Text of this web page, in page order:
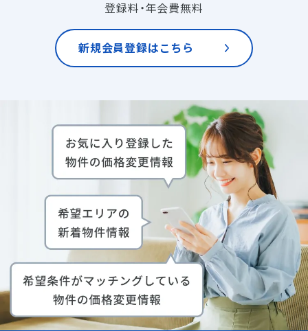
登録料・年会費無料
新規会員登録はこちら